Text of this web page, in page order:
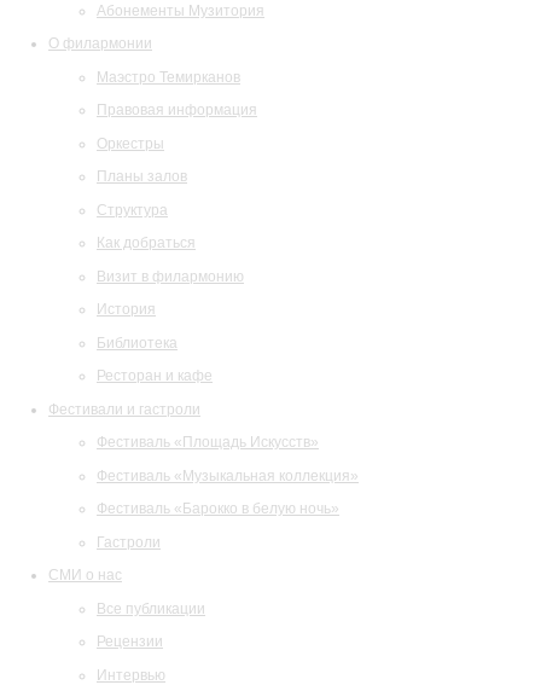
Абонементы Музитория
О филармонии
Маэстро Темирканов
Правовая информация
Оркестры
Планы залов
Структура
Как добраться
Визит в филармонию
История
Библиотека
Ресторан и кафе
Фестивали и гастроли
Фестиваль «Площадь Искусств»
Фестиваль «Музыкальная коллекция»
Фестиваль «Барокко в белую ночь»
Гастроли
СМИ о нас
Все публикации
Рецензии
Интервью